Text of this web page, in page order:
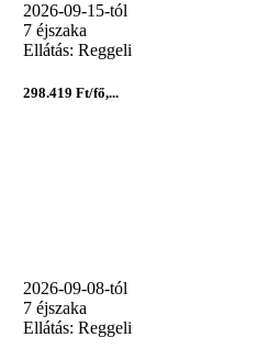
2026-09-15-tól
7 éjszaka
Ellátás: Reggeli
298.419 Ft/fő,...
2026-09-08-tól
7 éjszaka
Ellátás: Reggeli